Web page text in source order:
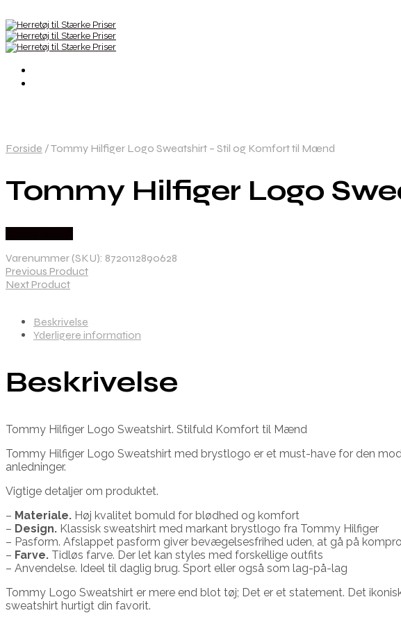
Forside /Tommy Hilfiger Logo Sweatshirt – Stil og Komfort til Mænd
Tommy Hilfiger Logo
Varenummer (SKU): 8720112890628
Previous Product
Next Product
Beskrivelse
Yderligere information
Beskrivelse
Tommy Hilfiger Logo Sweatshirt. Stilfuld Komfort til Mænd
Tommy Hilfiger Logo Sweatshirt med brystlogo er et must-have for den
anledninger.
Vigtige detaljer om produktet.
– Materiale. Høj kvalitet bomuld for blødhed og komfort
– Design. Klassisk sweatshirt med markant brystlogo fra Tommy Hilfiger
– Pasform. Afslappet pasform giver bevægelsesfrihed uden, at gå på
– Farve. Tidløs farve. Der let kan styles med forskellige outfits
– Anvendelse. Ideel til daglig brug. Sport eller også som lag-på-lag
Tommy Logo Sweatshirt er mere end blot tøj; Det er et statement. Det
sweatshirt hurtigt din favorit.